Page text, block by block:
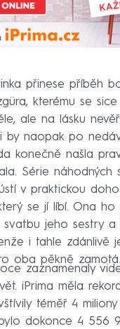
přinese příběh
kterému se
ale na lásku
by naopak po
konečně našla
Série náhodných
v praktickou
se jí líbí. Ona
jeho sestry a
i tahle zdánlivě
oba pěkně zamotá.
zaznamenaly
iPrima měla
téměř 4
dokonce 4 556